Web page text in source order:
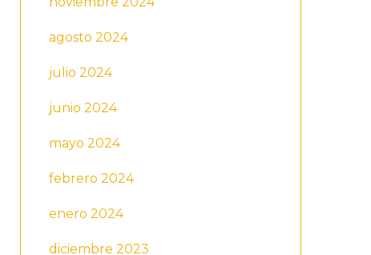
agosto 2024
julio 2024
junio 2024
mayo 2024
febrero 2024
enero 2024
diciembre 2023